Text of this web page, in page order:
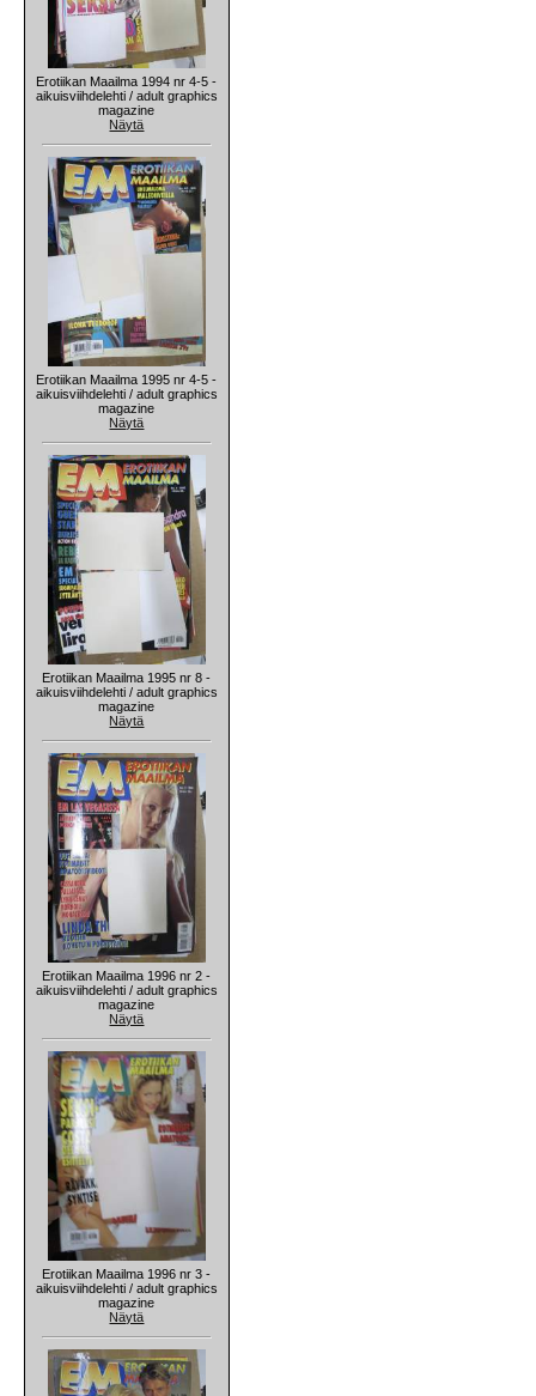
Erotiikan Maailma 1994 nr 4-5 -
aikuisviihdelehti / adult graphics
magazine
Näytä
Erotiikan Maailma 1995 nr 4-5 -
aikuisviihdelehti / adult graphics
magazine
Näytä
Erotiikan Maailma 1995 nr 8 -
aikuisviihdelehti / adult graphics
magazine
Näytä
Erotiikan Maailma 1996 nr 2 -
aikuisviihdelehti / adult graphics
magazine
Näytä
Erotiikan Maailma 1996 nr 3 -
aikuisviihdelehti / adult graphics
magazine
Näytä